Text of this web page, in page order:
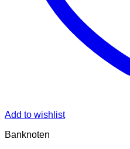
Add to wishlist
Banknoten